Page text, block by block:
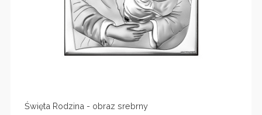
Święta Rodzina - obraz srebrny